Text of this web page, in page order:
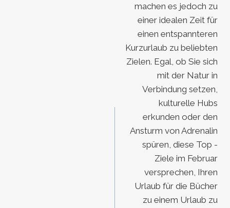
machen es jedoch zu
einer idealen Zeit für
einen entspannteren
Kurzurlaub zu beliebten
Zielen. Egal, ob Sie sich
mit der Natur in
Verbindung setzen,
kulturelle Hubs
erkunden oder den
Ansturm von Adrenalin
spüren, diese Top -
Ziele im Februar
versprechen, Ihren
Urlaub für die Bücher
zu einem Urlaub zu